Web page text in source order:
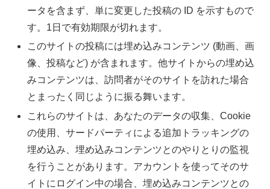
ータを含まず、単に変更した投稿の ID を示すもので
す。1日で有効期限が切れます。
このサイトの投稿には埋め込みコンテンツ (動画、画
像、投稿など) が含まれます。他サイトからの埋め込
みコンテンツは、訪問者がそのサイトを訪れた場合
とまったく同じように振る舞います。
これらのサイトは、あなたのデータの収集、Cookie
の使用、サードパーティによる追加トラッキングの
埋め込み、埋め込みコンテンツとのやりとりの監視
を行うことがあります。アカウントを使ってそのサ
イトにログイン中の場合、埋め込みコンテンツとの